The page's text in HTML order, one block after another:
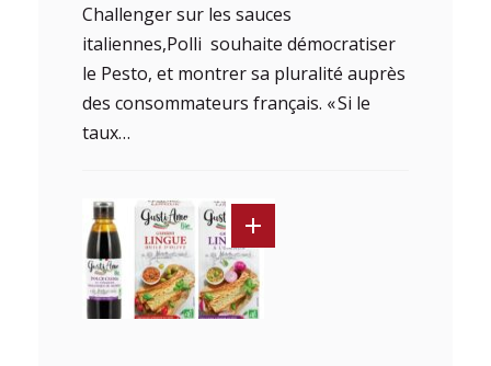
Challenger sur les sauces
italiennes,Polli souhaite démocratiser
le Pesto, et montrer sa pluralité auprès
des consommateurs français. « Si le
taux…